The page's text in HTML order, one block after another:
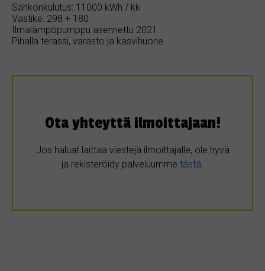
Sähkönkulutus: 11000 kWh / kk
Vastike: 298 + 180
Ilmalämpöpumppu asennettu 2021
Pihalla terassi, varasto ja kasvihuone
Ota yhteyttä ilmoittajaan!
Jos haluat laittaa viestejä ilmoittajalle, ole hyvä
ja rekisteröidy palveluumme tästä